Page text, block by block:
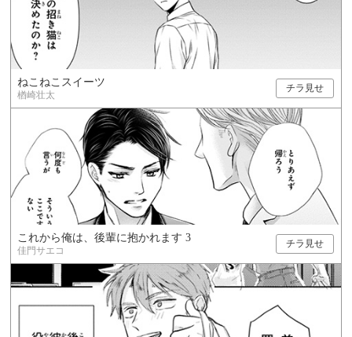
ねこねこスイーツ
楢崎壮太
チラ見せ
これから俺は、後輩に抱かれます 3
佳門サエコ
チラ見せ